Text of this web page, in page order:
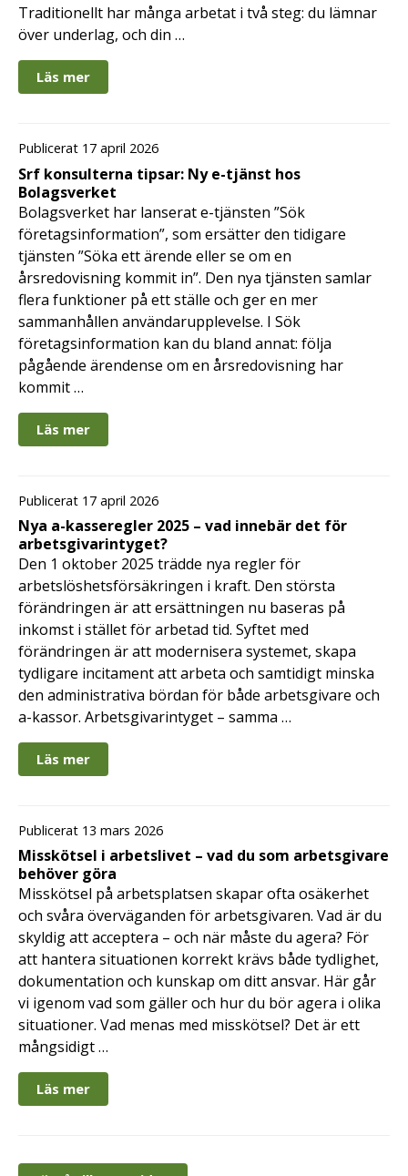
Traditionellt har många arbetat i två steg: du lämnar
över underlag, och din …
Läs mer
Publicerat 17 april 2026
Srf konsulterna tipsar: Ny e-tjänst hos
Bolagsverket
Bolagsverket har lanserat e-tjänsten ”Sök
företagsinformation”, som ersätter den tidigare
tjänsten ”Söka ett ärende eller se om en
årsredovisning kommit in”. Den nya tjänsten samlar
flera funktioner på ett ställe och ger en mer
sammanhållen användarupplevelse. I Sök
företagsinformation kan du bland annat: följa
pågående ärendense om en årsredovisning har
kommit …
Läs mer
Publicerat 17 april 2026
Nya a-kasseregler 2025 – vad innebär det för
arbetsgivarintyget?
Den 1 oktober 2025 trädde nya regler för
arbetslöshetsförsäkringen i kraft. Den största
förändringen är att ersättningen nu baseras på
inkomst i stället för arbetad tid. Syftet med
förändringen är att modernisera systemet, skapa
tydligare incitament att arbeta och samtidigt minska
den administrativa bördan för både arbetsgivare och
a-kassor. Arbetsgivarintyget – samma …
Läs mer
Publicerat 13 mars 2026
Misskötsel i arbetslivet – vad du som arbetsgivare
behöver göra
Misskötsel på arbetsplatsen skapar ofta osäkerhet
och svåra överväganden för arbetsgivaren. Vad är du
skyldig att acceptera – och när måste du agera? För
att hantera situationen korrekt krävs både tydlighet,
dokumentation och kunskap om ditt ansvar. Här går
vi igenom vad som gäller och hur du bör agera i olika
situationer. Vad menas med misskötsel? Det är ett
mångsidigt …
Läs mer